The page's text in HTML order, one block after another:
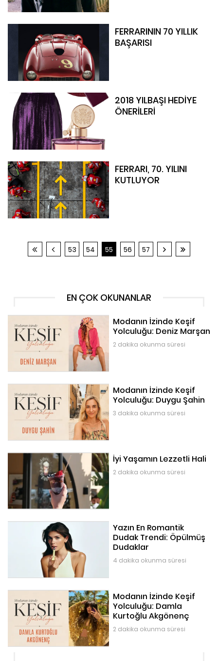
FERRARININ 70 YILLIK
BAŞARISI
2018 YILBAŞI HEDİYE
ÖNERİLERİ
FERRARI, 70. YILINI
KUTLUYOR
53 54 55 56 57
EN ÇOK OKUNANLAR
Modanın İzinde Keşif
Yolculuğu: Deniz Marşan
2 dakika okunma süresi
Modanın İzinde Keşif
Yolculuğu: Duygu Şahin
3 dakika okunma süresi
İyi Yaşamın Lezzetli Hali
2 dakika okunma süresi
Yazın En Romantik
Dudak Trendi: Öpülmüş
Dudaklar
4 dakika okunma süresi
Modanın İzinde Keşif
Yolculuğu: Damla
Kurtoğlu Akgönenç
2 dakika okunma süresi